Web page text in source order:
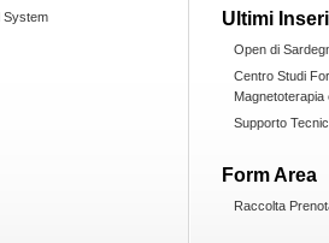
System Ultimi
Open di
Centro Studi
Magnetoterapia
Supporto
Form Area
Raccolta